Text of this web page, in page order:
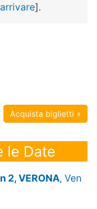
].
Acquista biglietti »
le Date
2, VERONA, Ven